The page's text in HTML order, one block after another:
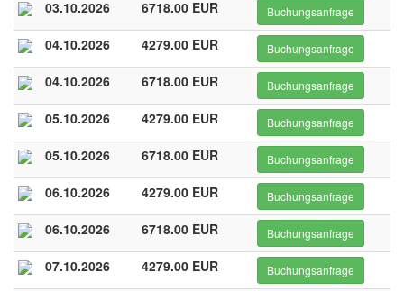
03.10.2026 6718.00 EUR Buchungsanfrage
04.10.2026 4279.00 EUR Buchungsanfrage
04.10.2026 6718.00 EUR Buchungsanfrage
05.10.2026 4279.00 EUR Buchungsanfrage
05.10.2026 6718.00 EUR Buchungsanfrage
06.10.2026 4279.00 EUR Buchungsanfrage
06.10.2026 6718.00 EUR Buchungsanfrage
07.10.2026 4279.00 EUR Buchungsanfrage